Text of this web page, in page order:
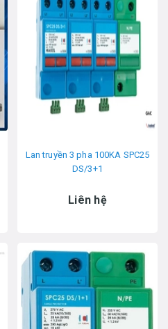
Lan truyền 3 pha 100KA SPC25
DS/3+1
Liên hệ